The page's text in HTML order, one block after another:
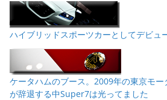
ハイブリッドスポーツカーとしてデビュ
ケータハムのブース。2009年の東京モ
が辞退する中Super7は光ってました